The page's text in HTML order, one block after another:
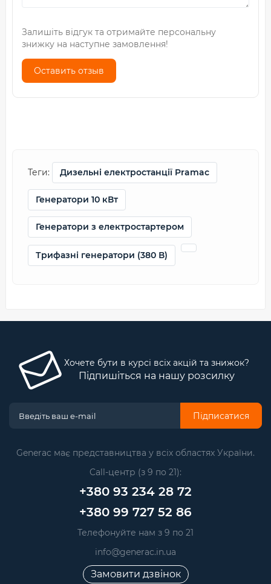
Залишіть відгук та отримайте персональну
знижку на наступне замовлення!
Оставить отзыв
Теги: Дизельні електростанції Pramac
Генератори 10 кВт
Генератори з електростартером
Трифазні генератори (380 В)
Хочете бути в курсі всіх акцій та знижок?
Підпишіться на нашу розсилку
Підписатися
Generac має представництва у всіх областях України.
Call-центр (з 9 по 21):
+380 93 234 28 72
+380 99 727 52 86
Телефонуйте нам з 9 по 21
info@generac.in.ua
Замовити дзвінок